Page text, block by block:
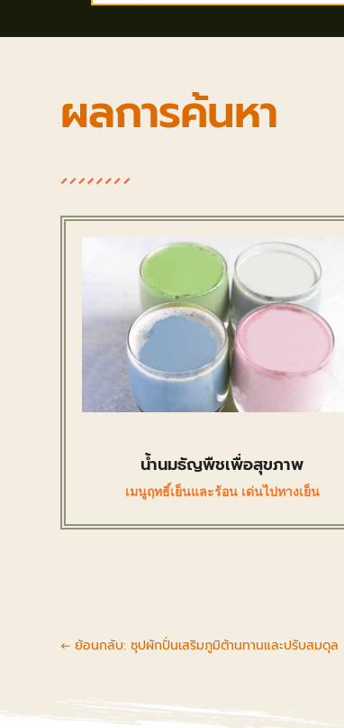
ผลการค้นหา
น้ำนมธัญพืชเพื่อสุขภาพ
เมนูฤทธิ์เย็นและร้อน เด่นไปทางเย็น
←ย้อนกลับ: ซุปผักปั่นเสริมภูมิต้านทานและปรับสมดุล